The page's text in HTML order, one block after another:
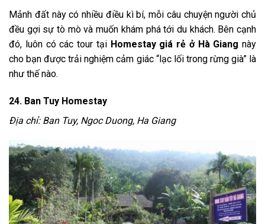
Mảnh đất này có nhiều điều kì bí, mỗi câu chuyện người chủ
đều gợi sự tò mò và muốn khám phá tới du khách. Bên cạnh
đó, luôn có các tour tại Homestay giá rẻ ở Hà Giang này
cho bạn được trải nghiệm cảm giác “lạc lối trong rừng già” là
như thế nào.
24. Ban Tuy Homestay
Địa chỉ: Ban Tuy, Ngoc Duong, Ha Giang